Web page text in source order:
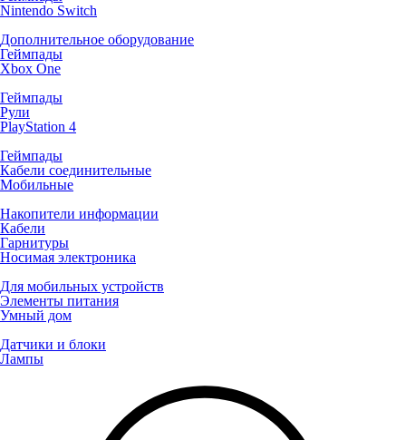
Nintendo Switch
Дополнительное оборудование
Геймпады
Xbox One
Геймпады
Рули
PlayStation 4
Геймпады
Кабели соединительные
Мобильные
Накопители информации
Кабели
Гарнитуры
Носимая электроника
Для мобильных устройств
Элементы питания
Умный дом
Датчики и блоки
Лампы